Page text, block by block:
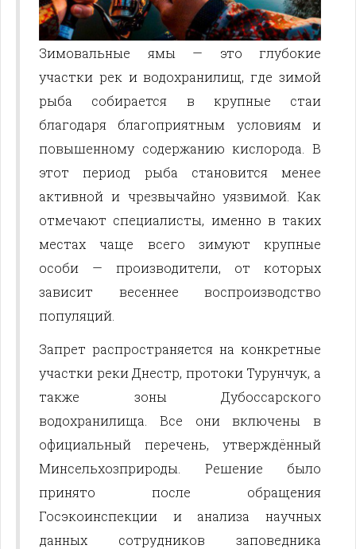
Зимовальные ямы — это глубокие
участки рек и водохранилищ, где зимой
рыба собирается в крупные стаи
благодаря благоприятным условиям и
повышенному содержанию кислорода. В
этот период рыба становится менее
активной и чрезвычайно уязвимой. Как
отмечают специалисты, именно в таких
местах чаще всего зимуют крупные
особи — производители, от которых
зависит весеннее воспроизводство
популяций.
Запрет распространяется на конкретные
участки реки Днестр, протоки Турунчук, а
также зоны Дубоссарского
водохранилища. Все они включены в
официальный перечень, утверждённый
Минсельхозприроды. Решение было
принято после обращения
Госэкоинспекции и анализа научных
данных сотрудников заповедника